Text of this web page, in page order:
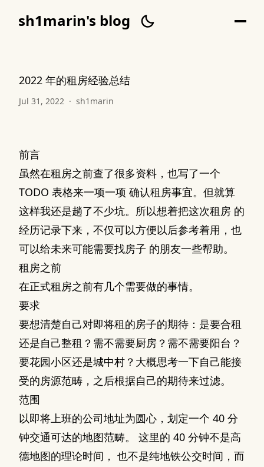
sh1marin's blog
2022 年的租房经验总结
Jul 31, 2022 · sh1marin
前言
虽然在租房之前查了很多资料，也写了一个
TODO 表格来一项一项 确认租房事宜。但就算
这样我还是趟了不少坑。所以想着把这次租房 的
经历记录下来，不仅可以方便以后参考着用，也
可以给未来可能需要找房子 的朋友一些帮助。
租房之前
在正式租房之前有几个需要做的事情。
要求
要想清楚自己对即将租的房子的期待：是要合租
还是自己整租？需不需要厨房？需不需要阳台？
要花园小区还是城中村？大概思考一下自己能接
受的房源范畴，之后根据自己的期待来过滤。
范围
以即将上班的公司地址为圆心，划定一个 40 分
钟交通可达的地图范畴。 这里的 40 分钟不是高
德地图的理论时间， 也不是纯地铁公交时间，而